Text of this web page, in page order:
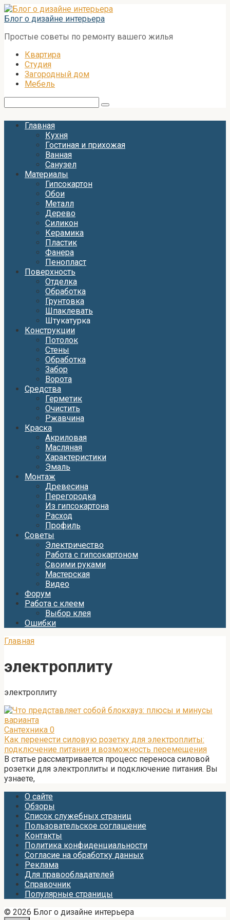
Перейти
к
Блог о дизайне интерьера
Простые советы по ремонту вашего жилья
Квартира
Студия
Загородный дом
Мебель
Главная
Кухня
Гостиная и прихожая
Ванная
Санузел
Материалы
Гипсокартон
Обои
Металл
Дерево
Силикон
Керамика
Пластик
Фанера
Пенопласт
Поверхность
Отделка
Обработка
Грунтовка
Шпаклевать
Штукатурка
Конструкции
Потолок
Стены
Обработка
Забор
Ворота
Средства
Герметик
Очистить
Ржавчина
Краска
Акриловая
Масляная
Характеристики
Эмаль
Монтаж
Древесина
Перегородка
Из гипсокартона
Расход
Профиль
Советы
Электричество
Работа с гипсокартоном
Своими руками
Мастерская
Видео
Форум
Работа с клеем
Выбор клея
Ошибки
Главная
электроплиту
электроплиту
Сантехника 0
Как перенести силовую розетку для электроплиты:
подключение питания и возможность перемещения
В статье рассматривается процесс переноса силовой
розетки для электроплиты и подключение питания. Вы
узнаете,
О сайте
Обзоры
Список служебных страниц
Пользовательское соглашение
Контакты
Политика конфиденциальности
Согласие на обработку данных
Реклама
Для правообладателей
Справочник
Популярные страницы
© 2026 Блог о дизайне интерьера